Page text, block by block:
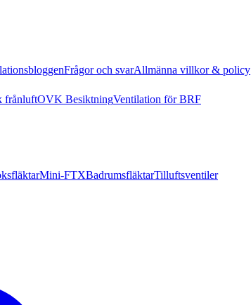
Frågor och svarAllmänna villkor & policy
frånluftOVK BesiktningVentilation för BRF
Mini-FTXBadrumsfläktarTilluftsventiler